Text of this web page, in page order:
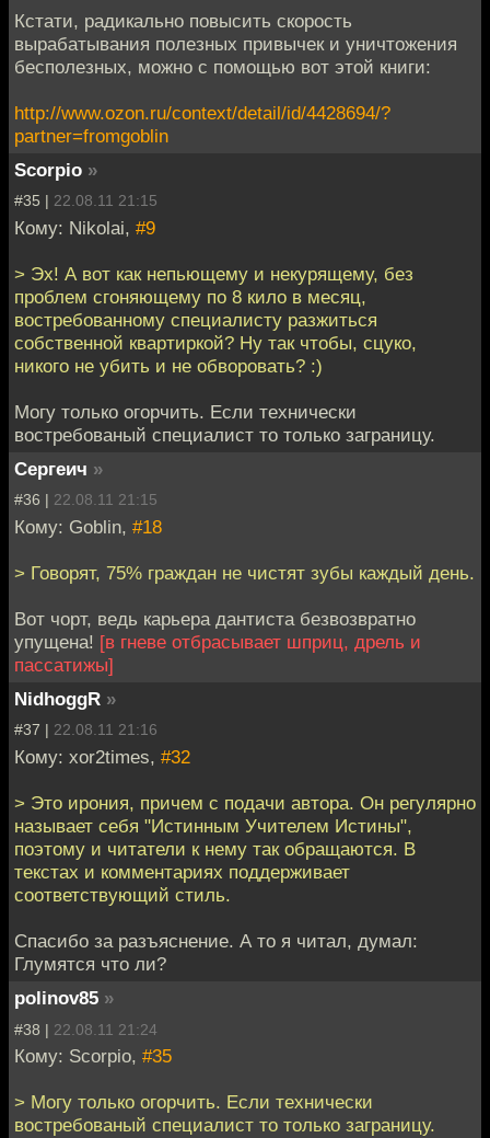
Кстати, радикально повысить скорость
вырабатывания полезных привычек и уничтожения
бесполезных, можно с помощью вот этой книги:
http://www.ozon.ru/context/detail/id/4428694/?
partner=fromgoblin
Scorpio »
#35 | 22.08.11 21:15
Кому: Nikolai, #9
> Эх! А вот как непьющему и некурящему, без
проблем сгоняющему по 8 кило в месяц,
востребованному специалисту разжиться
собственной квартиркой? Ну так чтобы, сцуко,
никого не убить и не обворовать? :)
Могу только огорчить. Если технически
востребованый специалист то только заграницу.
Сергеич »
#36 | 22.08.11 21:15
Кому: Goblin, #18
> Говорят, 75% граждан не чистят зубы каждый день.
Вот чорт, ведь карьера дантиста безвозвратно
упущена! [в гневе отбрасывает шприц, дрель и
пассатижы]
NidhoggR »
#37 | 22.08.11 21:16
Кому: xor2times, #32
> Это ирония, причем с подачи автора. Он регулярно
называет себя "Истинным Учителем Истины",
поэтому и читатели к нему так обращаются. В
текстах и комментариях поддерживает
соответствующий стиль.
Спасибо за разъяснение. А то я читал, думал:
Глумятся что ли?
polinov85 »
#38 | 22.08.11 21:24
Кому: Scorpio, #35
> Могу только огорчить. Если технически
востребованый специалист то только заграницу.